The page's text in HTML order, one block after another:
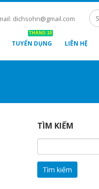
dichsohn@gmail.com
TUYỂN DỤNG
THÁNG 10
LIÊN HỆ
TÌM KIẾM
kiếm
cho: